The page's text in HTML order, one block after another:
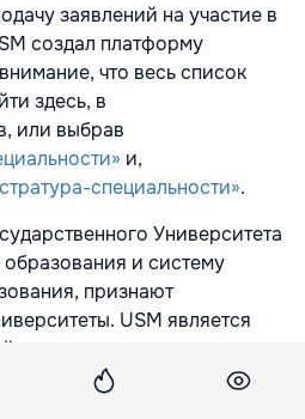
заявлений на участие в
создал платформу
что весь список
здесь, в
или выбрав
и,
специальности».
ого Университета
и систему
признают
USM является
ассоциации университетов,
франкофонии и